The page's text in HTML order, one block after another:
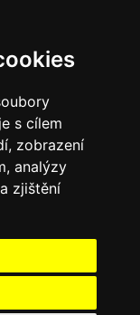
s cílem
zobrazení
analýzy
zjištění